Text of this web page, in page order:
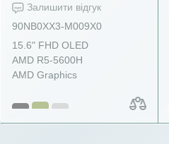
Залишити відгук
90NB0XX3-M009X0
15.6" FHD OLED
AMD R5-5600H
AMD Graphics